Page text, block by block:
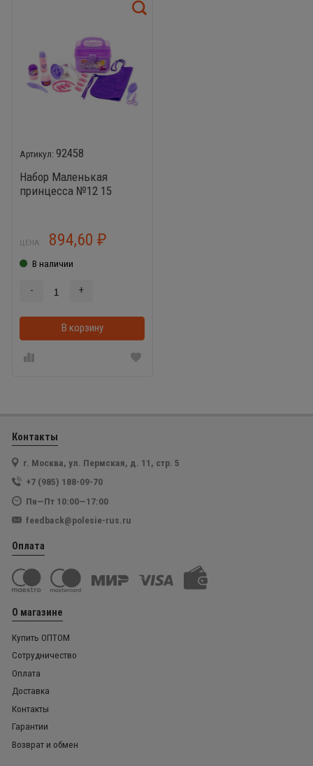
92458
Набор Маленькая
принцесса №12 15
ЦЕНА: 894,60 ₽
В наличии
- +
В корзину
Контакты
г. Москва, ул. Пермская, д. 11, стр. 5
+7 (985) 188-09-70
Пн—Пт 10:00—17:00
feedback@polesie-rus.ru
Оплата
О магазине
Купить ОПТОМ
Сотрудничество
Оплата
Доставка
Контакты
Гарантии
Возврат и обмен